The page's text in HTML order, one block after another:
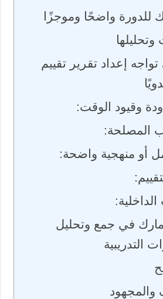
تواجه إعداد تقرير تقييم
وقيود الوقت:
المصلحة:
أو منهجية واضحة:
في جمع وتحليل
التدريبية
والمجهود